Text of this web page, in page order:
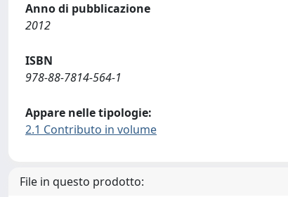
Anno di pubblicazione
2012
ISBN
978-88-7814-564-1
Appare nelle tipologie:
2.1 Contributo in volume
File in questo prodotto: